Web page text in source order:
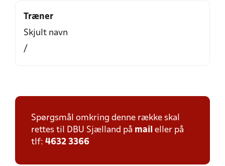
Træner
Skjult navn
/
Spørgsmål omkring denne række skal
rettes til DBU Sjælland på mail eller på
tlf: 4632 3366